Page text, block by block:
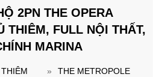
2PN THE OPERA
THIÊM, FULL NỘI THẤT,
MARINA
»
THE METROPOLE